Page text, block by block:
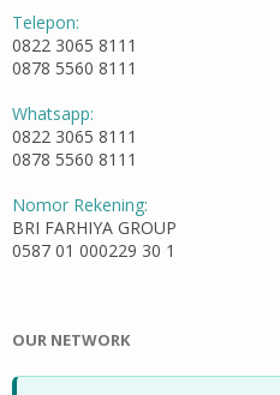
Telepon:
0822 3065 8111
0878 5560 8111
Whatsapp:
0822 3065 8111
0878 5560 8111
Nomor Rekening:
BRI FARHIYA GROUP
0587 01 000229 30 1
OUR NETWORK